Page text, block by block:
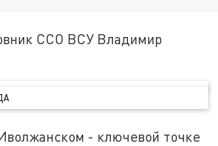
ССО ВСУ Владимир
- ключевой точке